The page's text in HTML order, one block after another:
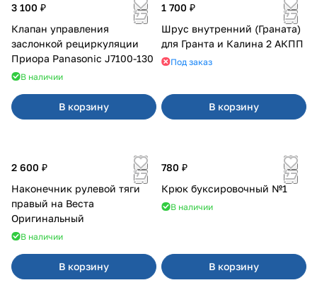
3 100 ₽
Клапан управления
заслонкой рециркуляции
Приора Panasonic J7100-130
В наличии
В корзину
1 700 ₽
Шрус внутренний (Граната)
для Гранта и Калина 2 АКПП
Под заказ
В корзину
2 600 ₽
Наконечник рулевой тяги
правый на Веста
Оригинальный
В наличии
В корзину
780 ₽
Крюк буксировочный №1
В наличии
В корзину